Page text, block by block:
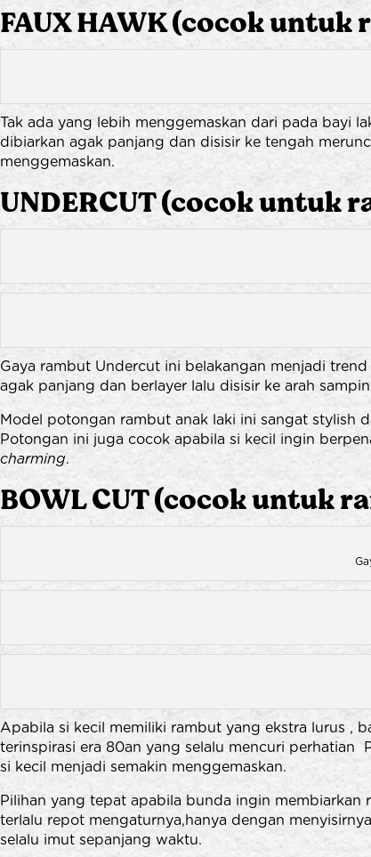
FAUX HAWK (cocok
Tak ada yang lebih menggemaskan dari pada bayi
dibiarkan agak panjang dan disisir ke tengah
menggemaskan.
UNDERCUT (cocok untuk
Gaya rambut Undercut ini belakangan menjadi
agak panjang dan berlayer lalu disisir ke arah
Model potongan rambut anak laki ini sangat stylish
Potongan ini juga cocok apabila si kecil ingin
charming.
BOWL CUT (cocok untuk
Apabila si kecil memiliki rambut yang ekstra lurus ,
terinspirasi era 80an yang selalu mencuri
si kecil menjadi semakin menggemaskan.
Pilihan yang tepat apabila bunda ingin
terlalu repot mengaturnya,hanya dengan
selalu imut sepanjang waktu.